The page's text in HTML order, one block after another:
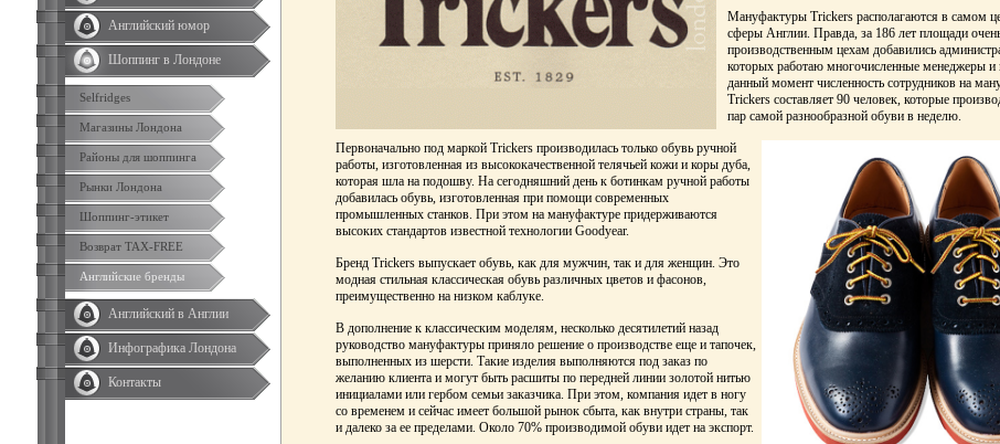
Английский юмор
Шоппинг в Лондоне
Selfridges
Магазины Лондона
Районы для шоппинга
Рынки Лондона
Шоппинг-этикет
Возврат TAX-FREE
Английские бренды
Английский в Англии
Инфографика Лондона
Контакты
Мануфактуры Trickers располагаются в самом
сферы Англии. Правда, за 186 лет площади
производственным цехам добавились
которых работаю многочисленные менеджеры и
данный момент численность сотрудников на
Trickers составляет 90 человек, которые
пар самой разнообразной обуви в неделю.
Первоначально под маркой Trickers производилась только обувь ручной
работы, изготовленная из высококачественной телячьей кожи и коры дуба,
которая шла на подошву. На сегодняшний день к ботинкам ручной работы
добавилась обувь, изготовленная при помощи современных
промышленных станков. При этом на мануфактуре придерживаются
высоких стандартов известной технологии Goodyear.
Бренд Trickers выпускает обувь, как для мужчин, так и для женщин. Это
модная стильная классическая обувь различных цветов и фасонов,
преимущественно на низком каблуке.
В дополнение к классическим моделям, несколько десятилетий назад
руководство мануфактуры приняло решение о производстве еще и тапочек,
выполненных из шерсти. Такие изделия выполняются под заказ по
желанию клиента и могут быть расшиты по передней линии золотой нитью
инициалами или гербом семьи заказчика. При этом, компания идет в ногу
со временем и сейчас имеет большой рынок сбыта, как внутри страны, так
и далеко за ее пределами. Около 70% производимой обуви идет на экспорт.